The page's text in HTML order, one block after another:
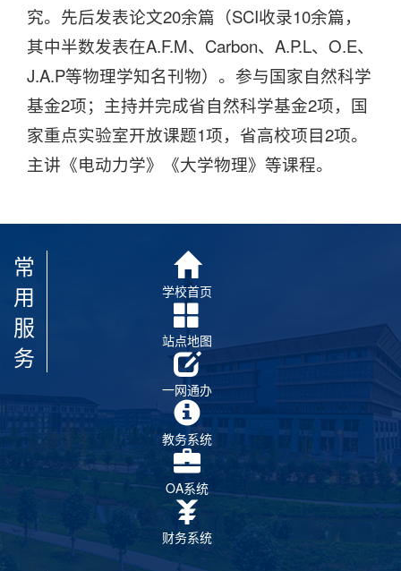
究。先后发表论文20余篇（SCI收录10余篇，
其中半数发表在A.F.M、Carbon、A.P.L、O.E、
J.A.P等物理学知名刊物）。参与国家自然科学
基金2项；主持并完成省自然科学基金2项，国
家重点实验室开放课题1项，省高校项目2项。
主讲《电动力学》《大学物理》等课程。
常
用
服
务
学校首页
站点地图
一网通办
教务系统
OA系统
财务系统